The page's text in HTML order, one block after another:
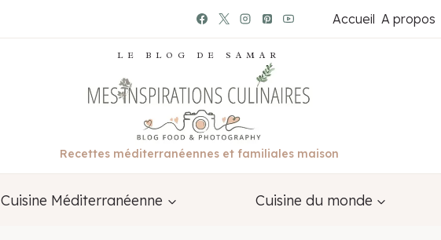
Accueil A propos
LE BLOG DE SAMAR
Recettes méditerranéennes et familiales maison
Cuisine Méditerranéenne Cuisine du monde